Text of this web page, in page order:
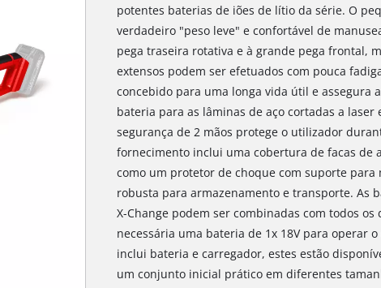
potentes baterias de iões de lítio da série. O
verdadeiro "peso leve" e confortável de
pega traseira rotativa e à grande pega frontal,
extensos podem ser efetuados com pouca
concebido para uma longa vida útil e assegura
bateria para as lâminas de aço cortadas a
segurança de 2 mãos protege o utilizador
fornecimento inclui uma cobertura de facas de
como um protetor de choque com suporte para
robusta para armazenamento e transporte. As
X-Change podem ser combinadas com todos
necessária uma bateria de 1x 18V para operar
inclui bateria e carregador, estes estão
um conjunto inicial prático em diferentes